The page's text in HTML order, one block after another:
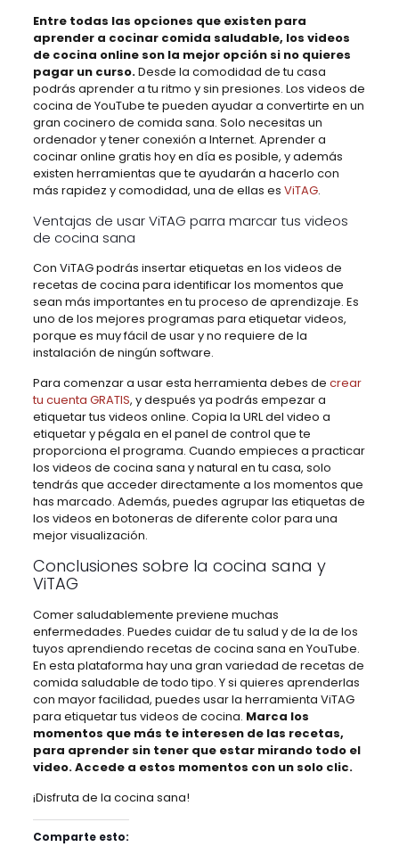
Entre todas las opciones que existen para
aprender a cocinar comida saludable, los videos
de cocina online son la mejor opción si no quieres
pagar un curso.Desde la comodidad de tu casa
podrás aprender a tu ritmo y sin presiones. Los videos de
cocina de YouTube te pueden ayudar a convertirte en un
gran cocinero de comida sana. Solo necesitas un
ordenador y tener conexión a Internet. Aprender a
cocinar online gratis hoy en día es posible, y además
existen herramientas que te ayudarán a hacerlo con
más rapidez y comodidad, una de ellas es ViTAG.
Ventajas de usar ViTAG parra marcar tus videos
de cocina sana
Con ViTAG podrás insertar etiquetas en los videos de
recetas de cocina para identificar los momentos que
sean más importantes en tu proceso de aprendizaje. Es
uno de los mejores programas para etiquetar videos,
porque es muy fácil de usar y no requiere de la
instalación de ningún software.
Para comenzar a usar esta herramienta debes de crear
tu cuenta GRATIS, y después ya podrás empezar a
etiquetar tus videos online. Copia la URL del video a
etiquetar y pégala en el panel de control que te
proporciona el programa. Cuando empieces a practicar
los videos de cocina sana y natural en tu casa, solo
tendrás que acceder directamente a los momentos que
has marcado. Además, puedes agrupar las etiquetas de
los videos en botoneras de diferente color para una
mejor visualización.
Conclusiones sobre la cocina sana y
ViTAG
Comer saludablemente previene muchas
enfermedades. Puedes cuidar de tu salud y de la de los
tuyos aprendiendo recetas de cocina sana en YouTube.
En esta plataforma hay una gran variedad de recetas de
comida saludable de todo tipo. Y si quieres aprenderlas
con mayor facilidad, puedes usar la herramienta ViTAG
para etiquetar tus videos de cocina. Marca los
momentos que más te interesen de las recetas,
para aprender sin tener que estar mirando todo el
video. Accede a estos momentos con un solo clic.
¡Disfruta de la cocina sana!
Comparte esto: